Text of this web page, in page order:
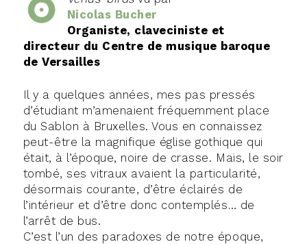
Nicolas Bucher
Organiste, claveciniste et
directeur du Centre de musique baroque
de Versailles
Il y a quelques années, mes pas pressés
d’étudiant m’amenaient fréquemment place
du Sablon à Bruxelles. Vous en connaissez
peut-être la magnifique église gothique qui
était, à l’époque, noire de crasse. Mais, le soir
tombé, ses vitraux avaient la particularité,
désormais courante, d’être éclairés de
l’intérieur et d’être donc contemplés… de
l’arrêt de bus.
C’est l’un des paradoxes de notre époque,